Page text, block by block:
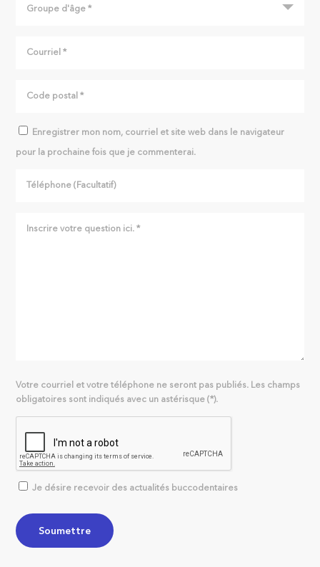
Enregistrer mon nom, courriel et site web dans le navigateur
pour la prochaine fois que je commenterai.
Votre courriel et votre téléphone ne seront pas publiés. Les champs
obligatoires sont indiqués avec un astérisque (*).
Je désire recevoir des actualités buccodentaires